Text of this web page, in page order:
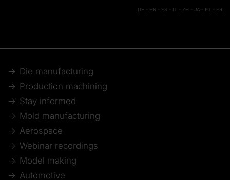
DE EN ES IT ZH JA PT FR
Die manufacturing
Production machining
Stay informed
Mold manufacturing
Aerospace
Webinar recordings
Model making
Automotive